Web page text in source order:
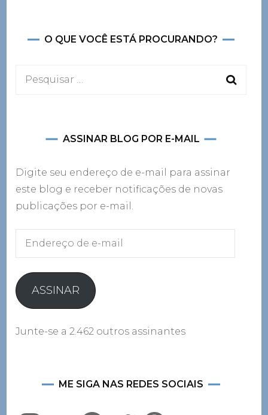
O QUE VOCÊ ESTÁ PROCURANDO?
Pesquisar
ASSINAR BLOG POR E-MAIL
Digite seu endereço de e-mail para assinar
este blog e receber notificações de novas
publicações por e-mail.
Endereço
mailASSINAR
Junte-se a 2.462 outros assinantes
ME SIGA NAS REDES SOCIAIS